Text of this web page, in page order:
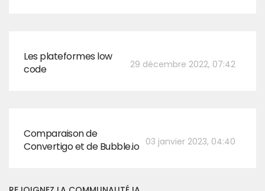
29 décembre 2022, 07:42
Les plateformes low
code
03 janvier 2023, 04:40
Comparaison de
Convertigo et de Bubble.io